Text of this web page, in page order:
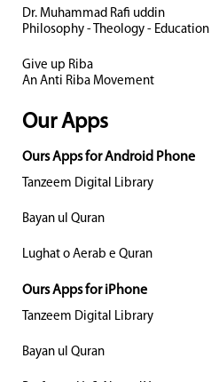
Dr. Muhammad Rafi uddin
Philosophy - Theology - Education
Give up Riba
An Anti Riba Movement
Our Apps
Ours Apps for Android Phone
Tanzeem Digital Library
Bayan ul Quran
Lughat o Aerab e Quran
Ours Apps for iPhone
Tanzeem Digital Library
Bayan ul Quran